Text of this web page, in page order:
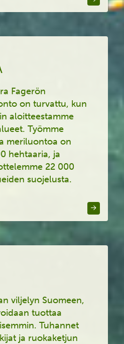
Fagerön
on turvattu, kun
aloitteestamme
Työmme
meriluontoa on
hehtaaria, ja
22 000
den suojelusta.
viljelyn Suomeen,
tuottaa
Tuhannet
ja ruokaketjun